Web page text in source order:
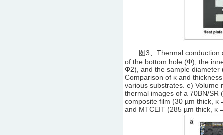
图3、Thermal conduction
of the bottom hole (Φ), the
Φ2), and the sample diameter
Comparison of κ and
various substrates. e) Volume
thermal images of a 70BN/SR
composite film (30 µm thick, κ
and MTCEIT (285 µm thick, κ